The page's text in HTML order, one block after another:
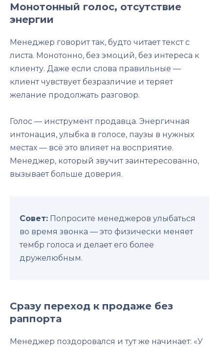
Монотонный голос, отсутствие
энергии
Менеджер говорит так, будто читает текст с
листа. Монотонно, без эмоций, без интереса к
клиенту. Даже если слова правильные —
клиент чувствует безразличие и теряет
желание продолжать разговор.
Голос — инструмент продавца. Энергичная
интонация, улыбка в голосе, паузы в нужных
местах — всё это влияет на восприятие.
Менеджер, который звучит заинтересованно,
вызывает больше доверия.
Совет: Попросите менеджеров улыбаться
во время звонка — это физически меняет
тембр голоса и делает его более
дружелюбным.
Сразу переход к продаже без
раппорта
Менеджер поздоровался и тут же начинает: «У